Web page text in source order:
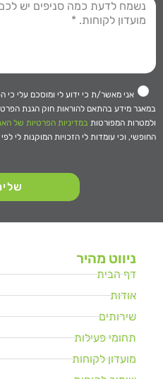
אני מאשר/ת כי ידוע לי ומוסכם עלי כי
ולמטרות המפורטות במדיניות הפרטיות של
החופשי, וכי עומדות לי הזכויות המוקנות לי
ניווט מהיר
דף הבית
אודות
שירותים
תחומי פעילות
מועדון לקוחות